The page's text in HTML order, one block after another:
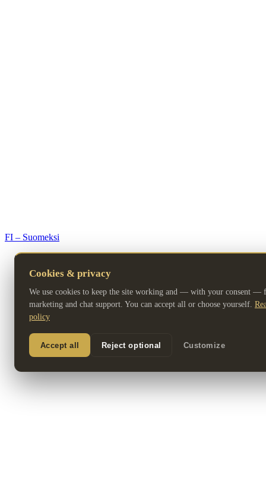
FI – Suomeksi
Cookies & privacy
We use cookies to keep the site working and — with your consent —
marketing and chat support. You can accept all or choose yourself.
policy
Accept all Reject optional Customize